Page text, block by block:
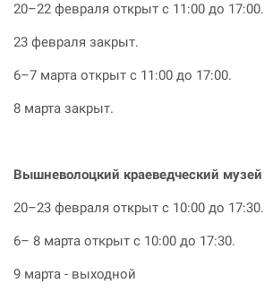
20–22 февраля открыт с 11:00 до 17:00.
23 февраля закрыт.
6–7 марта открыт с 11:00 до 17:00.
8 марта закрыт.
Вышневолоцкий краеведческий музей
20–23 февраля открыт с 10:00 до 17:30.
6– 8 марта открыт с 10:00 до 17:30.
9 марта - выходной